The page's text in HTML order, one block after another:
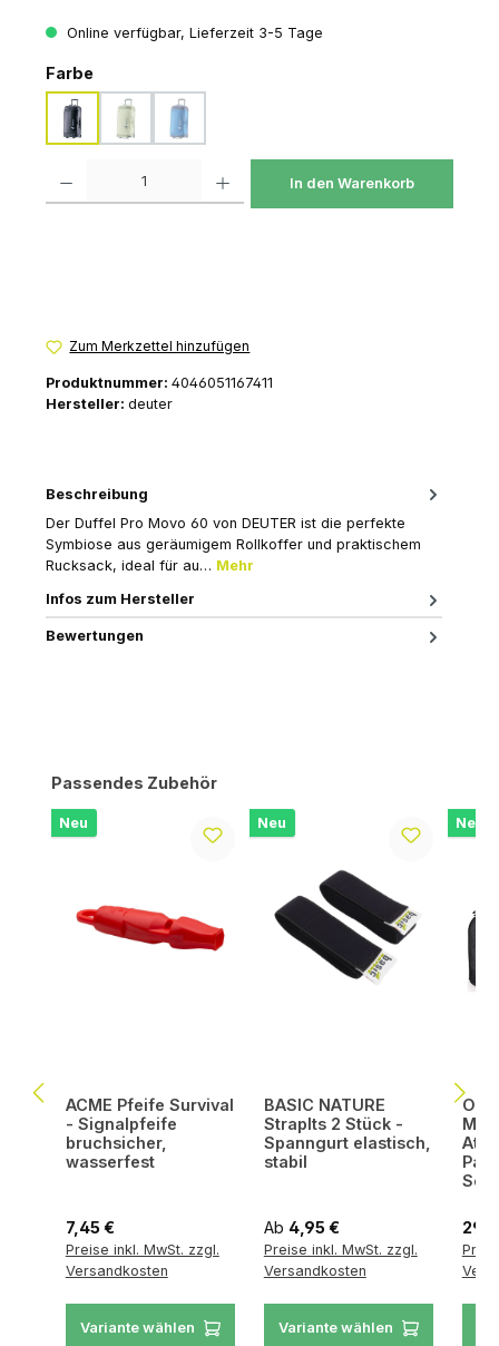
Online verfügbar, Lieferzeit 3-5 Tage
Farbeauswählen
black mineral-grove
(Diese Option ist zurzeit nicht verfügbar.)
neptune-nightblue
(Diese Option ist zurzeit nicht verfügbar.)
In den Warenkorb
Zum Merkzettel hinzufügen
Produktnummer: 4046051167411
Hersteller: deuter
Beschreibung
Der Duffel Pro Movo 60 von DEUTER ist die perfekte
Symbiose aus geräumigem Rollkoffer und praktischem
Rucksack, ideal für au… Mehr
Infos zum Hersteller
Bewertungen
Produktgalerie überspringen
Passendes Zubehör
Neu
ACME Pfeife Survival
- Signalpfeife
bruchsicher,
wasserfest
Regulärer Preis:
7,45 €
Preise inkl. MwSt. zzgl.
Versandkosten
Variante wählen
Neu
BASIC NATURE
StrapIts 2 Stück -
Spanngurt elastisch,
stabil
Regulärer Preis:
Ab 4,95 €
Preise inkl. MwSt. zzgl.
Versandkosten
Variante wählen
Neu
Set